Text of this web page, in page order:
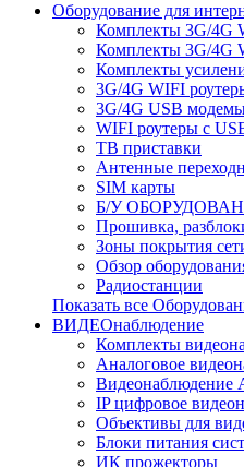
Оборудование для
Комплекты 3G/4G
Комплекты 3G/4G
Комплекты
3G/4G WIFI
3G/4G USB
WIFI роутеры с
ТВ приставки
Антенные
SIM карты
Б/У
Прошивка,
Зоны покрытия
Обзор
Радиостанции
Показать все
ВИДЕОнаблюдение
Комплекты
Аналоговое
Видеонаблюдение
IP цифровое
Объективы для
Блоки питания
ИК прожекторы